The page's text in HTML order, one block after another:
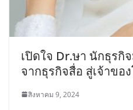
เปิดใจ Dr.ษา นักธุรกิ
จากธุรกิจสื่อ สู่เจ้าขอ
สิงหาคม 9, 2024